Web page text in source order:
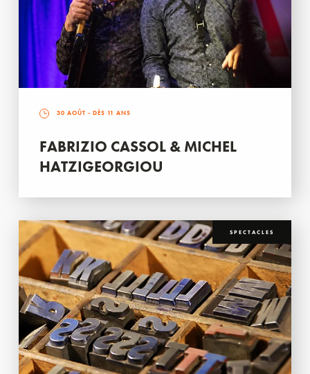
30 AOÛT - DÈS 11 ANS
FABRIZIO CASSOL & MICHEL
HATZIGEORGIOU
SPECTACLES